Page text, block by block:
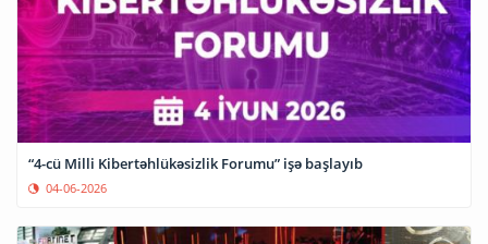
“4-cü Milli Kibertəhlükəsizlik Forumu” işə başlayıb
04-06-2026